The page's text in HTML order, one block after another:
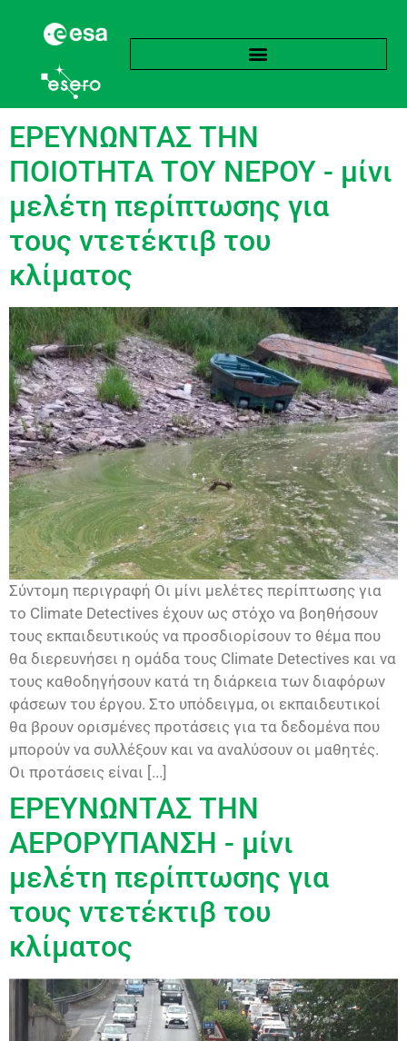
language:Γαλλικά
ΕΡΕΥΝΩΝΤΑΣ ΤΗΝ
ΠΟΙΟΤΗΤΑ ΤΟΥ ΝΕΡΟΥ - μίνι
μελέτη περίπτωσης για
τους ντετέκτιβ του
κλίματος
Σύντομη περιγραφή Οι μίνι μελέτες περίπτωσης για
το Climate Detectives έχουν ως στόχο να βοηθήσουν
τους εκπαιδευτικούς να προσδιορίσουν το θέμα που
θα διερευνήσει η ομάδα τους Climate Detectives και να
τους καθοδηγήσουν κατά τη διάρκεια των διαφόρων
φάσεων του έργου. Στο υπόδειγμα, οι εκπαιδευτικοί
θα βρουν ορισμένες προτάσεις για τα δεδομένα που
μπορούν να συλλέξουν και να αναλύσουν οι μαθητές.
Οι προτάσεις είναι [...]
ΕΡΕΥΝΩΝΤΑΣ ΤΗΝ
ΑΕΡΟΡΥΠΑΝΣΗ - μίνι
μελέτη περίπτωσης για
τους ντετέκτιβ του
κλίματος